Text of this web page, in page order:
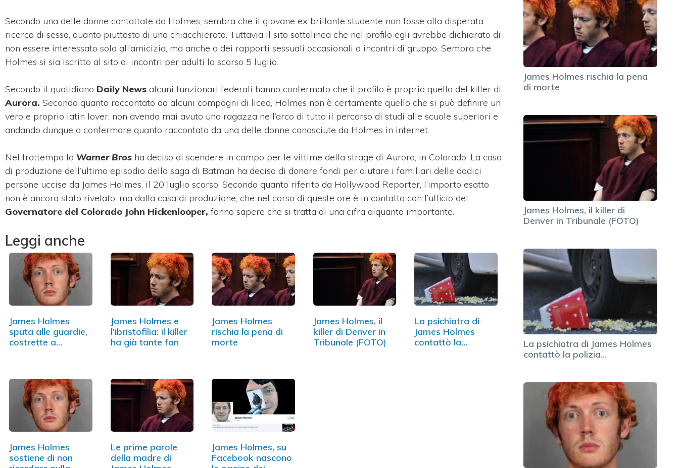
Secondo una delle donne contattate da Holmes, sembra che il giovane ex brillante studente non fosse alla disperata
ricerca di sesso, quanto piuttosto di una chiacchierata. Tuttavia il sito sottolinea che nel profilo egli avrebbe dichiarato di
non essere interessato solo all’amicizia, ma anche a dei rapporti sessuali occasionali o incontri di gruppo. Sembra che
Holmes si sia iscritto al sito di incontri per adulti lo scorso 5 luglio.
Secondo il quotidiano Daily News alcuni funzionari federali hanno confermato che il profilo è proprio quello del killer di
Aurora. Secondo quanto raccontato da alcuni compagni di liceo, Holmes non è certamente quello che si può definire un
vero e proprio latin lover, non avendo mai avuto una ragazza nell’arco di tutto il percorso di studi alle scuole superiori e
andando dunque a confermare quanto raccontato da una delle donne conosciute da Holmes in internet.
Nel frattempo la Warner Bros ha deciso di scendere in campo per le vittime della strage di Aurora, in Colorado. La casa
di produzione dell’ultimo episodio della saga di Batman ha deciso di donare fondi per aiutare i familiari delle dodici
persone uccise da James Holmes, il 20 luglio scorso. Secondo quanto riferito da Hollywood Reporter, l’importo esatto
non è ancora stato rivelato, ma dalla casa di produzione, che nel corso di queste ore è in contatto con l’ufficio del
Governatore del Colorado John Hickenlooper, fanno sapere che si tratta di una cifra alquanto importante.
Leggi anche
James Holmes
sputa alle guardie,
costrette a…
James Holmes e
l'ibristofilia: il killer
ha già tante fan
James Holmes
rischia la pena di
morte
James Holmes, il
killer di Denver in
Tribunale (FOTO)
La psichiatra di
James Holmes
contattò la
James Holmes
sostiene di non
Le prime parole
della madre di
James Holmes, su
Facebook nascono
James Holmes rischia la pena
di morte
James Holmes, il killer di
Denver in Tribunale (FOTO)
La psichiatra di James Holmes
contattò la polizia…